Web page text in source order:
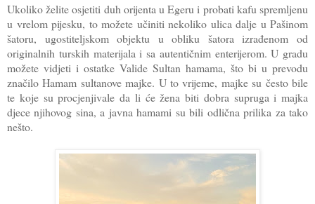
Ukoliko želite osjetiti duh orijenta u Egeru i probati kafu spremljenu
u vrelom pijesku, to možete učiniti nekoliko ulica dalje u Pašinom
šatoru, ugostiteljskom objektu u obliku šatora izrađenom od
originalnih turskih materijala i sa autentičnim enterijerom. U gradu
možete vidjeti i ostatke Valide Sultan hamama, što bi u prevodu
značilo Hamam sultanove majke. U to vrijeme, majke su često bile
te koje su procjenjivale da li će žena biti dobra supruga i majka
djece njihovog sina, a javna hamami su bili odlična prilika za tako
nešto.